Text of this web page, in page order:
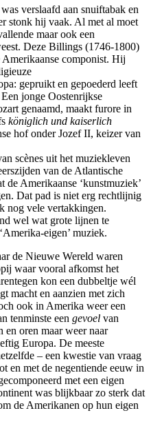
verslaafd aan snuiftabak en
stonk hij vaak. Al met al moet
maar ook een
Deze Billings (1746-1800)
componist. Hij
gepruikt en gepoederd leeft
jonge Oostenrijkse
genaamd, maakt furore in
königlich und kaiserlich
hof onder Jozef II, keizer van
scènes uit het muziekleven
van de Atlantische
de Amerikaanse ‘kunstmuziek’
Dat pad is niet erg rechtlijnig
nog vele vertakkingen.
wel wat grote lijnen te
eigen’ muziek.
de Nieuwe Wereld waren
waar vooral afkomst het
kon een dubbeltje wél
macht en aanzien met zich
ook in Amerika weer een
tenminste een gevoel van
en oren maar weer naar
Europa. De meeste
– een kwestie van vraag
en met de negentiende eeuw in
met een eigen
was blijkbaar zo sterk dat
de Amerikanen op hun eigen